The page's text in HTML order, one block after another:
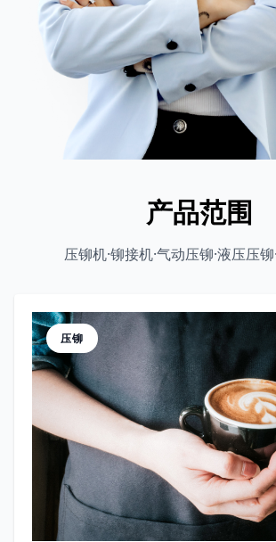
产品范围
压铆机·铆接机·气动压铆·液压压
压铆